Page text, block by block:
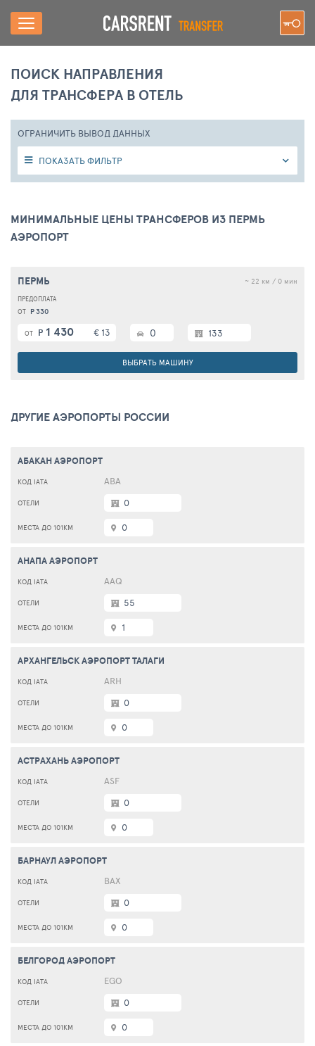
ПОИСК НАПРАВЛЕНИЯ
ДЛЯ ТРАНСФЕРА В ОТЕЛЬ
ОГРАНИЧИТЬ ВЫВОД ДАННЫХ
ПОКАЗАТЬ ФИЛЬТР
МИНИМАЛЬНЫЕ ЦЕНЫ ТРАНСФЕРОВ ИЗ ПЕРМЬ
АЭРОПОРТ
ПЕРМЬ ~ 22 км / 0 мин
133
ОТ Р 1 430 € 13
ОТ Р 330
0
ВЫБРАТЬ МАШИНУ
ДРУГИЕ АЭРОПОРТЫ РОССИИ
АБАКАН АЭРОПОРТ
ABA
0
0
АНАПА АЭРОПОРТ
AAQ
55
1
АРХАНГЕЛЬСК АЭРОПОРТ ТАЛАГИ
ARH
0
0
АСТРАХАНЬ АЭРОПОРТ
ASF
0
0
БАРНАУЛ АЭРОПОРТ
BAX
0
0
БЕЛГОРОД АЭРОПОРТ
EGO
0
0